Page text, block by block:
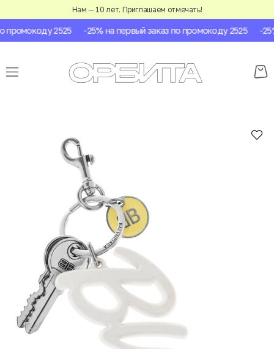
Нам — 10 лет. Приглашаем отмечать!
2525 -25% на первый заказ по промокоду 2525 -